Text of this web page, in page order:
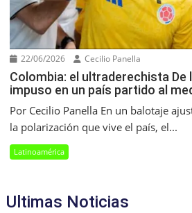
22/06/2026 Cecilio Panella
Colombia: el ultraderechista De
impuso en un país partido al
Por Cecilio Panella En un balotaje
la polarización que vive el país, el...
Latinoamérica
Ultimas Noticias